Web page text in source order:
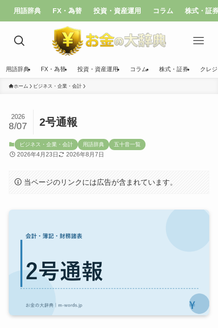
用語辞典 FX・為替 投資・資産運用 コラム 株式・証
用語辞典 FX・為替 投資・資産運用 コラム 株式・証券 クレ
ホーム ビジネス・企業・会計
2号通報
2026
8/07
ビジネス・企業・会計 用語辞典 五十音一覧
2026年4月23日 2026年8月7日
当ページのリンクには広告が含まれています。